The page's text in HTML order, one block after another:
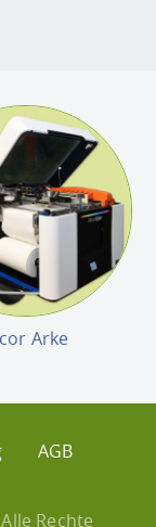
Arke
AGB
Rechte